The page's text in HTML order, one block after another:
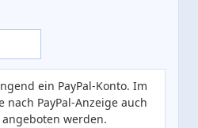
ein PayPal-Konto. Im
PayPal-Anzeige auch
werden.